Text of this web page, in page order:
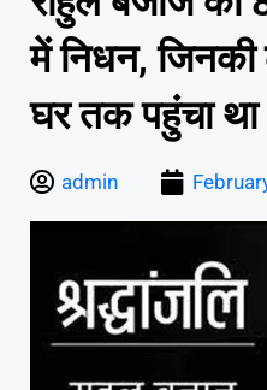
में निधन, जिनकी
घर तक पहुंचा था
admin